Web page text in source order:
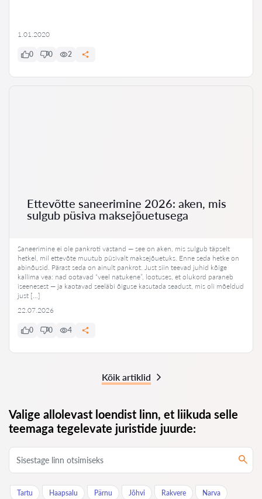
1.01.2020
0 0 2
Ettevõtte saneerimine 2026: aken, mis
sulgub püsiva maksejõuetusega
Saneerimine ei ole pankroti vastand — see on aken, mis sulgub täpselt
hetkel, mil ettevõte muutub püsivalt maksejõuetuks. Enne seda hetke on
abinõusid. Pärast seda on ainult pankrot. Just siin teevad juhid kõige
kallima vea: nad ootavad “veel natukene”, lootuses, et olukord paraneb
iseenesest — ja kaotavad seeläbi õiguse kasutada seadust, mis oli mõeldud
just […]
22.07.2026
0 0 4
Kõik artiklid
Valige allolevast loendist linn, et liikuda selle
teemaga tegelevate juristide juurde:
Tartu Haapsalu Pärnu Jõhvi Rakvere Narva